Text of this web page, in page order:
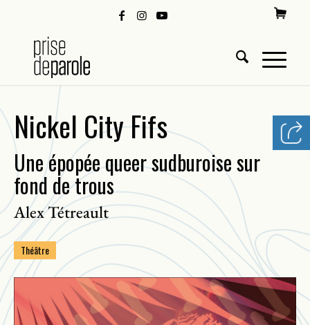
Nickel City Fifs
Une épopée queer sudburoise sur
fond de trous
Alex Tétreault
Théâtre